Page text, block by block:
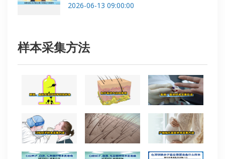
2026-06-13 09:00:00
样本采集方法